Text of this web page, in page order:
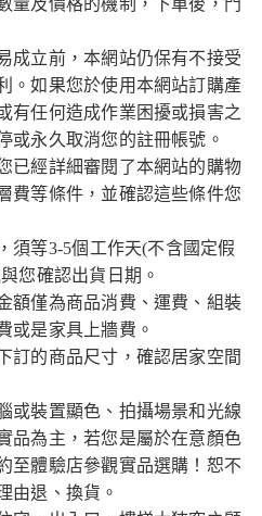
成立前，本網站仍保有不接受
。如果您於使用本網站訂購產
有任何造成作業困擾或損害之
或永久取消您的註冊帳號。
已經詳細審閱了本網站的購物
費等條件，並確認這些條件您
須等3-5個工作天(不含國定假
您確認出貨日期。
額僅為商品消費、運費、組裝
或是家具上牆費。
訂的商品尺寸，確認居家空間
或裝置顯色、拍攝場景和光線
品為主，若您是屬於在意顏色
至體驗店參觀實品選購！恕不
由退、換貨。